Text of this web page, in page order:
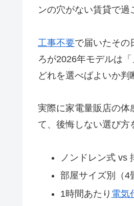
ンの穴がない賃貸で過
工事不要で届いたその
ろが2026年モデルは
どれを選べばよいか判
実際に家電量販店の体
て、後悔しない選び方
ノンドレン式 vs
部屋サイズ別（4
1時間あたり 電気